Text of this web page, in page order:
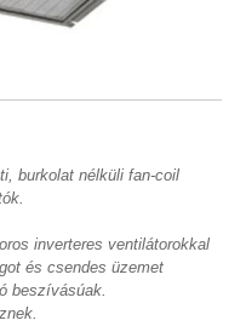
burkolat nélküli fan-coil
inverteres ventilátorokkal
és csendes üzemet
beszívásúak.